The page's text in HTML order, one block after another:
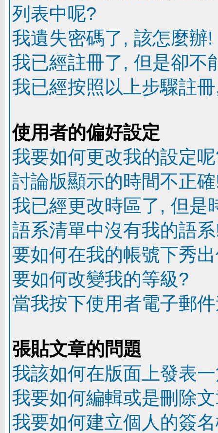
列表中呢?
我遺失密碼了, 該怎麼辦!
我已經註冊了, 但是卻不
我已經按照以上步驟註
使用者的偏好設定
我要如何更改我的設定
討論版顯示的時間不正
我已經更改時區了, 但是
語系清單中沒有我的語
要如何在我的帳號下秀
要如何改變我的等級?
當我按下使用者電子郵
張貼文章的問題
我該如何在版面上發表
我要如何編輯或是刪除
我要如何建立個人的簽